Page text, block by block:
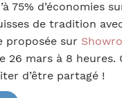
75% d’économies
de tradition
proposée sur
26 mars à 8 heures.
d’être partagé !